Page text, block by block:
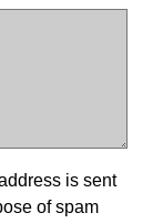
is sent
of spam